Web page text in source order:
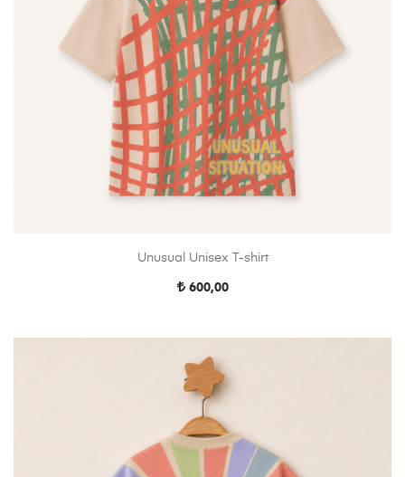
Unusual Unisex T-shirt
600,00